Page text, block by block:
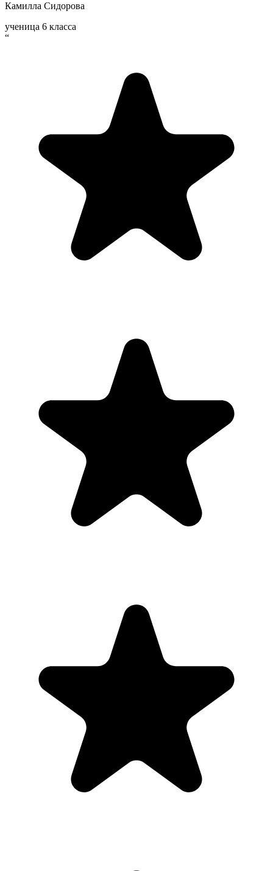
Камилла Сидорова
ученица 6 класса
“